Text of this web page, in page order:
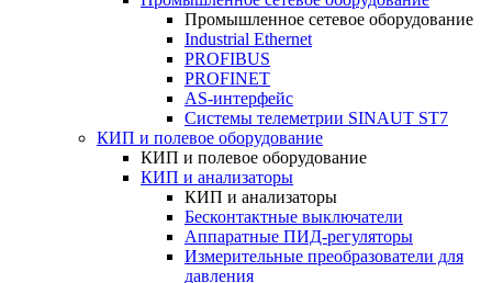
Промышленное сетевое оборудование
Industrial Ethernet
PROFIBUS
PROFINET
AS-интерфейс
Системы телеметрии SINAUT ST7
КИП и полевое оборудование
КИП и полевое оборудование
КИП и анализаторы
КИП и анализаторы
Бесконтактные выключатели
Аппаратные ПИД-регуляторы
Измерительные преобразователи для
давления